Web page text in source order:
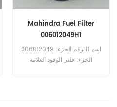
Mahindra Fuel Filter
006012049H1
رقم الجزء: 006012049H1 اسم
الجزء: فلتر الوقود العلامة